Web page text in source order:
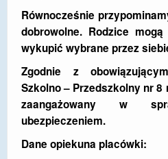
REKRUTACJA 2026/2027
mLegitymacja
Równocześnie
dobrowolne. Rodzice
wykupić wybrane przez
Zgodnie z
Szkolno – Przedszkolny nr
zaangażowany w
ubezpieczeniem.
Dane opiekuna placówki: